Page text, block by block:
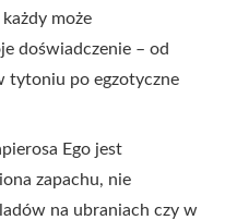
może
doświadczenie – od
tytoniu po egzotyczne
Ego jest
zapachu, nie
na ubraniach czy w